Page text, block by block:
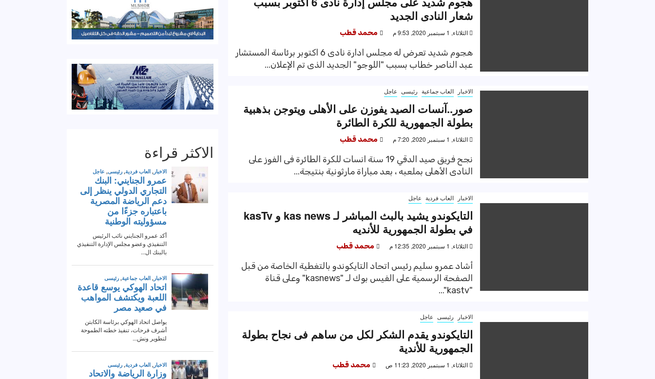
شعار النادى الجديد
الثلاثاء, 1 سبتمبر 2020, 9:53 م محمد قطب
هجوم شديد تعرض له مجلس ادارة نادى 6 اكتوبر برئاسة المستشار
عبد الناصر خطاب بسبب "اللوجو" الجديد الذى تم الإعلان...
الاخبار العاب جماعية رئيسى عاجل
صور..آنسات الصيد يفوزن على الأهلى ويتوجن بذهبية
بطولة الجمهورية للكرة الطائرة
الثلاثاء, 1 سبتمبر 2020, 7:20 م محمد قطب
نجح فريق صيد الدقي 19 سنة انسات للكرة الطائرة فى الفوز على
النادى الأهلى بملعبه ، بعد مباراة مارثونية بنتيجة...
الاخبار العاب فردية عاجل
التايكوندو يشيد بالبث المباشر لـ kas news و kasTv
في بطولة الجمهورية للأنديه
الثلاثاء, 1 سبتمبر 2020, 12:35 م محمد قطب
أشاد عمرو سليم رئيس اتحاد التايكوندو بالتغطية الخاصة من قبل
الصفحة الرسمية على الفيس بوك لـ "kasnews" وعلى قناة
"kastv"...
الاخبار رئيسى عاجل
التايكوندو يقدم الشكر لكل من ساهم فى نجاح بطولة
الجمهورية للأندية
الثلاثاء, 1 سبتمبر 2020, 11:23 ص محمد قطب
الاكثر قراءة